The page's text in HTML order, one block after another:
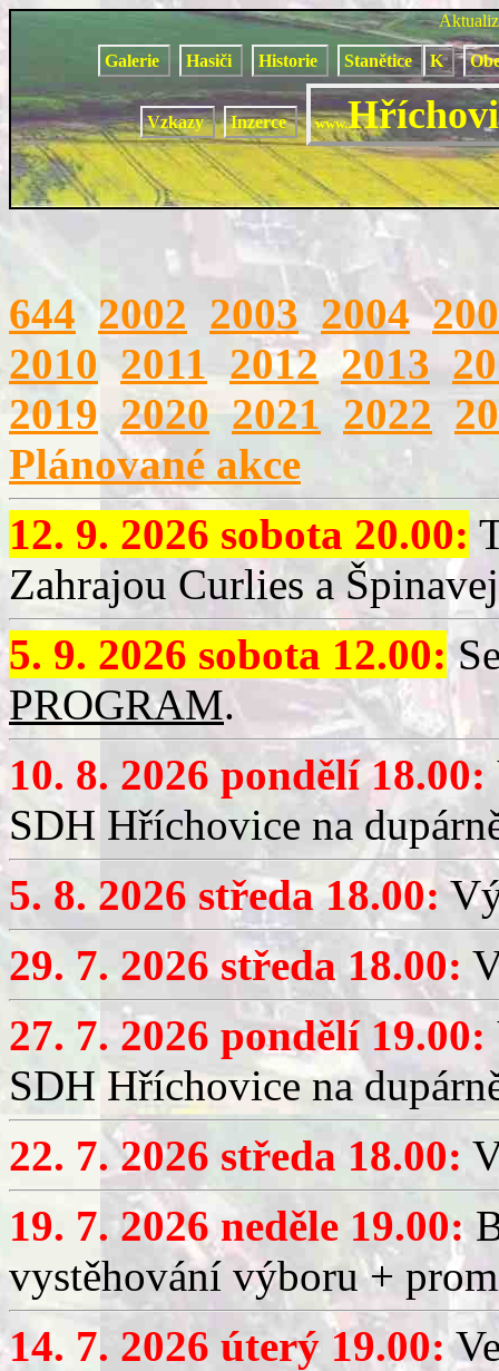
Galerie Hasiči Historie Stanětice K
Vzkazy Inzerce www.
644 2002 2003 2004
2010 2011 2012 2013
2019 2020 2021 2022
Plánované akce
12. 9. 2026 sobota 20.00:
Zahrajou Curlies a
5. 9. 2026 sobota 12.00:
PROGRAM.
10. 8. 2026 pondělí 18.00:
SDH Hříchovice na
5. 8. 2026 středa 18.00:
29. 7. 2026 středa 18.00:
27. 7. 2026 pondělí 19.00:
SDH Hříchovice na
22. 7. 2026 středa 18.00:
19. 7. 2026 neděle 19.00:
vystěhování výboru +
14. 7. 2026 úterý 19.00: